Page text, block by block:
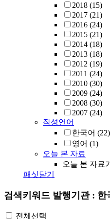
2018 (15)
2017 (21)
2016 (24)
2015 (21)
2014 (18)
2013 (18)
2012 (19)
2011 (24)
2010 (30)
2009 (24)
2008 (30)
2007 (24)
작성언어
한국어 (22)
영어 (1)
오늘 본 자료
오늘 본 자료
패싯닫기
검색키워드 발행기관 : 한
전체선택